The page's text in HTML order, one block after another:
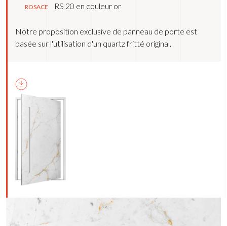
ROSACE RS 20 en couleur or
Notre proposition exclusive de panneau de porte est
basée sur l'utilisation d'un quartz fritté original.